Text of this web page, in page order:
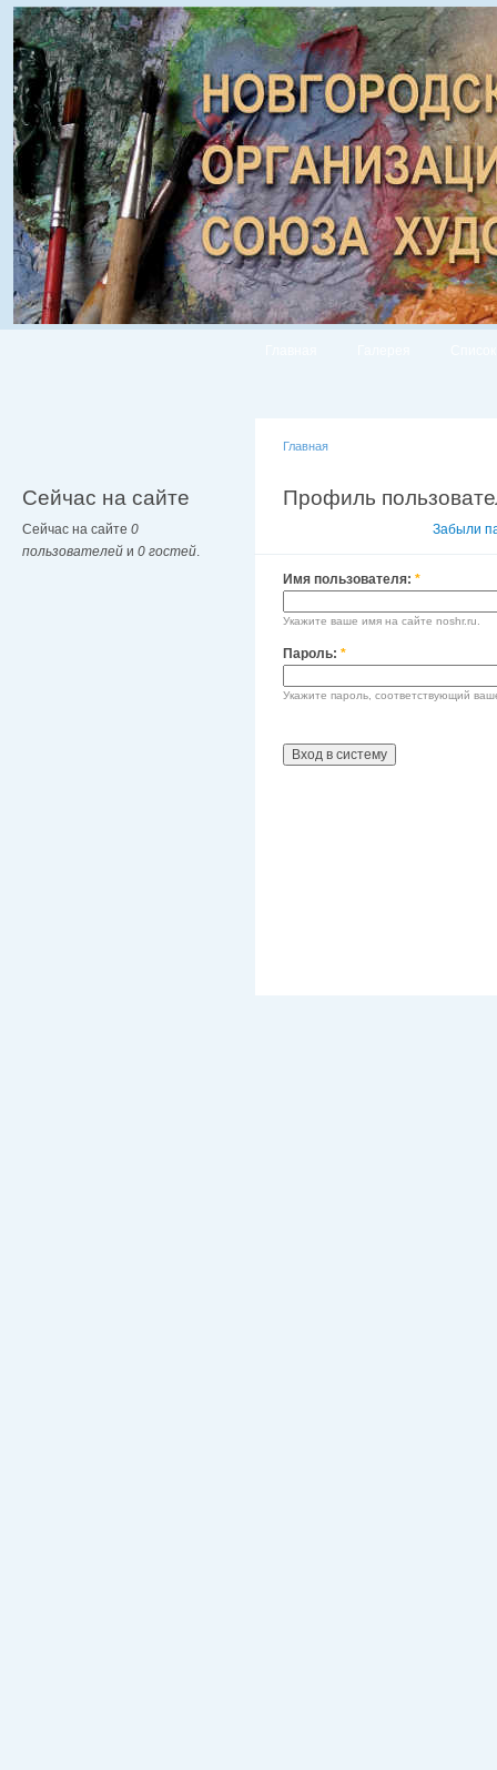
Сейчас на сайте
Сейчас на сайте 0
пользователей и 0 гостей.
Главная
Профиль
Забыли
Имя пользователя: *
Укажите ваше имя на сайте noshr.ru.
Пароль: *
Укажите пароль, соответствующий